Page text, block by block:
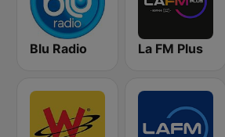
Blu Radio La FM Plus